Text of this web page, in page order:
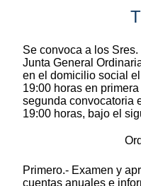
Se convoca a los
Junta General
en el domicilio social
19:00 horas en
segunda convocatoria
19:00 horas, bajo el
Primero.- Examen y
cuentas anuales e